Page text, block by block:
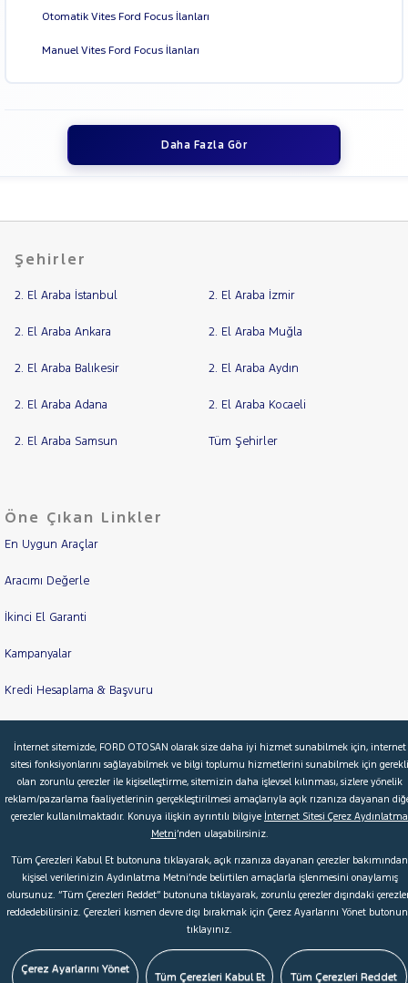
Otomatik Vites Ford Focus İlanları
Manuel Vites Ford Focus İlanları
Daha Fazla Gör
Şehirler
2. El Araba İstanbul 2. El Araba İzmir
2. El Araba Ankara 2. El Araba Muğla
2. El Araba Balıkesir 2. El Araba Aydın
2. El Araba Adana 2. El Araba Kocaeli
2. El Araba Samsun Tüm Şehirler
Öne Çıkan Linkler
En Uygun Araçlar
Aracımı Değerle
İkinci El Garanti
Kampanyalar
Kredi Hesaplama & Başvuru
© 2026 Ford Türkiye Ford Kurumsal Hakkımızda
Şartlar & Kişisel Verilerin Korunması S.S.S. Faydalı Bağlantılar
Çerez Tercihleri
İnternet sitemizde, FORD OTOSAN olarak size daha iyi hizmet sunabilmek için, internet
sitesi fonksiyonlarını sağlayabilmek ve bilgi toplumu hizmetlerini sunabilmek için gerekli
olan zorunlu çerezler ile kişiselleştirme, sitemizin daha işlevsel kılınması, sizlere yönelik
reklam/pazarlama faaliyetlerinin gerçekleştirilmesi amaçlarıyla açık rızanıza dayanan
çerezler kullanılmaktadır. Konuya ilişkin ayrıntılı bilgiye İnternet Sitesi Çerez Aydınlatma
Metni’nden ulaşabilirsiniz.
Tüm Çerezleri Kabul Et butonuna tıklayarak, açık rızanıza dayanan çerezler bakımından
kişisel verilerinizin Aydınlatma Metni’nde belirtilen amaçlarla işlenmesini onaylamış
olursunuz. “Tüm Çerezleri Reddet” butonuna tıklayarak, zorunlu çerezler dışındaki
reddedebilirsiniz. Çerezleri kısmen devre dışı bırakmak için Çerez Ayarlarını Yönet
tıklayınız.
Çerez Ayarlarını Yönet
Tüm Çerezleri Kabul Et Tüm Çerezleri Reddet